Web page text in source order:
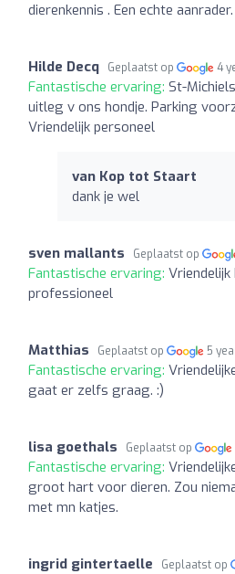
dierenkennis . Een echte aanrader.
Hilde Decq Geplaatst op 4
Fantastische ervaring: St-
uitleg v ons hondje. Parking
Vriendelijk personeel
van Kop tot Staart
dank je wel
sven mallants Geplaatst op
Fantastische ervaring: Vriendelijk
professioneel
Matthias Geplaatst op 5
Fantastische ervaring:
gaat er zelfs graag. :)
lisa goethals Geplaatst op
Fantastische ervaring:
groot hart voor dieren. Zou
met mn katjes.
ingrid gintertaelle Geplaatst op